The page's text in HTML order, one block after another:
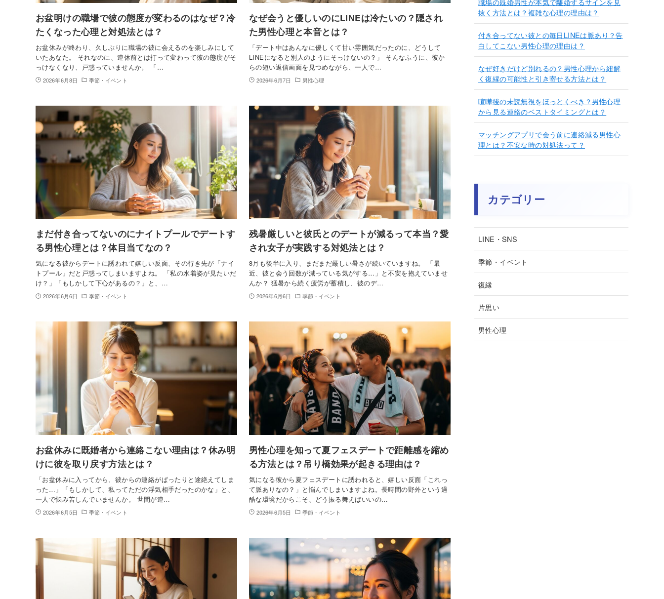
お盆明けの職場で彼の態度が変わるのはなぜ？冷
たくなった心理と対処法とは？
お盆休みが終わり、久しぶりに職場の彼に会えるのを楽しみにして
いたあなた。 それなのに、連休前とは打って変わって彼の態度がそ
っけなくなり、戸惑っていませんか。 「…
2026年6月8日 季節・イベント
なぜ会うと優しいのにLINEは冷たいの？隠され
た男性心理と本音とは？
「デート中はあんなに優しくて甘い雰囲気だったのに、どうして
LINEになると別人のようにそっけないの？」 そんなふうに、彼か
らの短い返信画面を見つめながら、一人で…
2026年6月7日 男性心理
まだ付き合ってないのにナイトプールでデートす
る男性心理とは？体目当てなの？
気になる彼からデートに誘われて嬉しい反面、その行き先が「ナイ
トプール」だと戸惑ってしまいますよね。 「私の水着姿が見たいだ
け？」「もしかして下心があるの？」と、…
2026年6月6日 季節・イベント
残暑厳しいと彼氏とのデートが減るって本当？愛
され女子が実践する対処法とは？
8月も後半に入り、まだまだ厳しい暑さが続いていますね。 「最
近、彼と会う回数が減っている気がする…」と不安を抱えていませ
んか？ 猛暑から続く疲労が蓄積し、彼のデ…
2026年6月6日 季節・イベント
お盆休みに既婚者から連絡こない理由は？休み明
けに彼を取り戻す方法とは？
「お盆休みに入ってから、彼からの連絡がぱったりと途絶えてしま
った…」「もしかして、私ってただの浮気相手だったのかな」と、
一人で悩み苦しんでいませんか。 世間が連…
2026年6月5日 季節・イベント
男性心理を知って夏フェスデートで距離感を縮め
る方法とは？吊り橋効果が起きる理由は？
気になる彼から夏フェスデートに誘われると、嬉しい反面「これっ
て脈ありなの？」と悩んでしまいますよね。長時間の野外という過
酷な環境だからこそ、どう振る舞えばいいの…
2026年6月5日 季節・イベント
抜く方法とは？複雑な心理の理由は？
付き合ってない彼との毎日LINEは脈あり？告
白してこない男性心理の理由は？
なぜ好きだけど別れるの？男性心理から紐解
く復縁の可能性と引き寄せる方法とは？
喧嘩後の未読無視をほっとくべき？男性心理
から見る連絡のベストタイミングとは？
マッチングアプリで会う前に連絡減る男性心
理とは？不安な時の対処法って？
カテゴリー
LINE・SNS
季節・イベント
復縁
片思い
男性心理